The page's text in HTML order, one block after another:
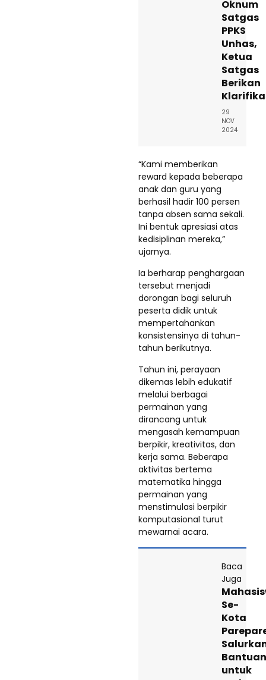
Oknum
Satgas
PPKS
Unhas,
Ketua
Satgas
Berikan
29
NOV
2024
“Kami memberikan
reward kepada beberapa
anak dan guru yang
berhasil hadir 100 persen
tanpa absen sama sekali.
Ini bentuk apresiasi atas
kedisiplinan mereka,”
ujarnya.
Ia berharap penghargaan
tersebut menjadi
dorongan bagi seluruh
peserta didik untuk
mempertahankan
konsistensinya di tahun-
tahun berikutnya.
Tahun ini, perayaan
dikemas lebih edukatif
melalui berbagai
permainan yang
dirancang untuk
mengasah kemampuan
berpikir, kreativitas, dan
kerja sama. Beberapa
aktivitas bertema
matematika hingga
permainan yang
menstimulasi berpikir
komputasional turut
mewarnai acara.
Baca
Juga
Se-
Kota
Bantuan
untuk